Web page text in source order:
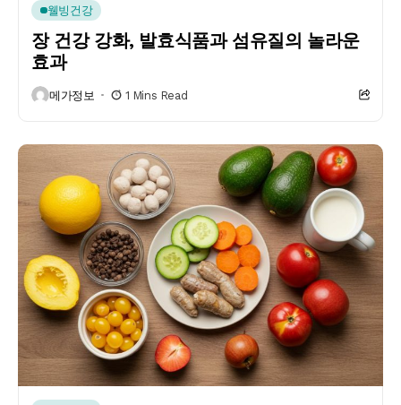
웰빙건강
장 건강 강화, 발효식품과 섬유질의 놀라운
효과
메가정보 1 Mins Read